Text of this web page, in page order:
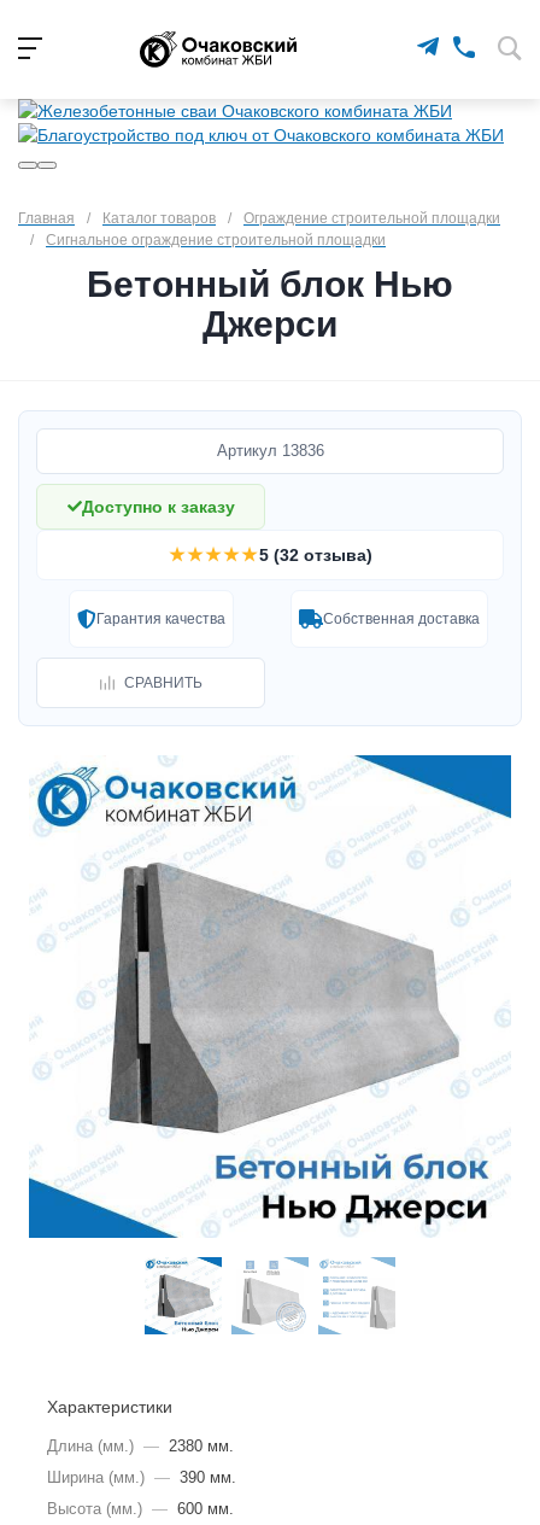
Главная / Каталог товаров /
Ограждение строительной площадки
/
Сигнальное ограждение строительной площадки
Бетонный блок Нью
Джерси
Артикул 13836
Доступно к заказу
★★★★★5 (32 отзыва)
Гарантия качества Собственная доставка
СРАВНИТЬ
Характеристики
Длина (мм.) — 2380 мм.
Ширина (мм.) — 390 мм.
Высота (мм.) — 600 мм.